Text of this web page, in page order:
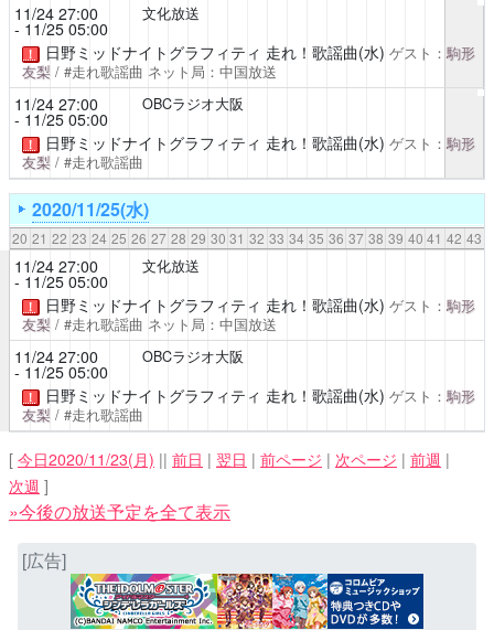
11/24 27:00
- 11/25 05:00
文化放送
！ 日野ミッドナイトグラフィティ 走れ！歌謡曲(水) ゲスト： 駒形
友梨 / #走れ歌謡曲 ネット局：中国放送
11/24 27:00
- 11/25 05:00
OBCラジオ大阪
！ 日野ミッドナイトグラフィティ 走れ！歌謡曲(水) ゲスト： 駒形
友梨 / #走れ歌謡曲
2020/11/25(水)
20 21 22 23 24 25 26 27 28 29 30 31 32 33 34 35 36 37 38 39 40 41 42 43
11/24 27:00
- 11/25 05:00
文化放送
！ 日野ミッドナイトグラフィティ 走れ！歌謡曲(水) ゲスト： 駒形
友梨 / #走れ歌謡曲 ネット局：中国放送
11/24 27:00
- 11/25 05:00
OBCラジオ大阪
！ 日野ミッドナイトグラフィティ 走れ！歌謡曲(水) ゲスト： 駒形
友梨 / #走れ歌謡曲
[ 今日2020/11/23(月) || 前日 | 翌日 | 前ページ | 次ページ | 前週 |
次週 ]
»今後の放送予定を全て表示
[広告]